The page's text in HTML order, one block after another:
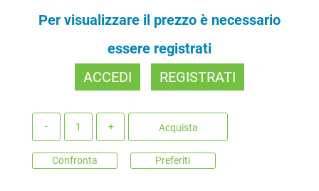
Per visualizzare il prezzo è necessario
essere registrati
ACCEDI
REGISTRATI
Acquista
Confronta Preferiti